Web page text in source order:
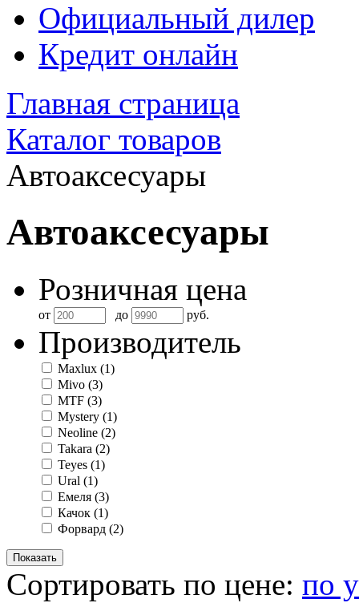
Официальный дилер
Кредит онлайн
Главная страница
Каталог товаров
Автоаксесуары
Автоаксесуары
Розничная цена
от до руб.
Производитель
Maxlux (1)
Mivo (3)
MTF (3)
Mystery (1)
Neoline (2)
Takara (2)
Teyes (1)
Ural (1)
Емеля (3)
Качок (1)
Форвард (2)
Сортировать по цене: по